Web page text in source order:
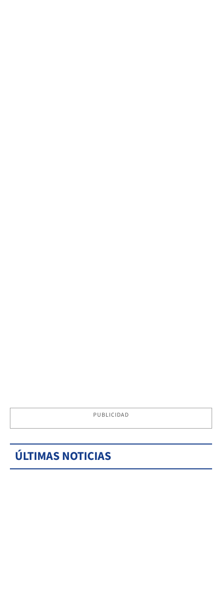
PUBLICIDAD
ÚLTIMAS NOTICIAS